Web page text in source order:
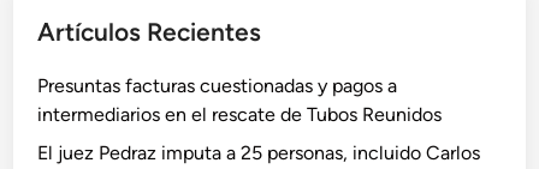
Artículos Recientes
Presuntas facturas cuestionadas y pagos a
intermediarios en el rescate de Tubos Reunidos
El juez Pedraz imputa a 25 personas, incluido Carlos